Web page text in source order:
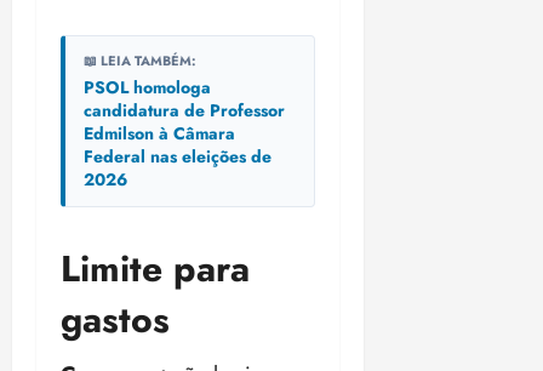
📖 LEIA TAMBÉM:
PSOL homologa
candidatura de Professor
Edmilson à Câmara
Federal nas eleições de
2026
Limite para
gastos